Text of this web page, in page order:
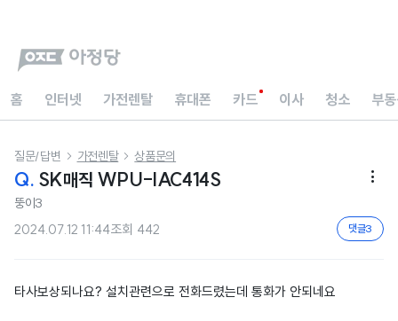
홈 인터넷 가전렌탈 휴대폰 카드 이사 청소 부
질문/답변  가전렌탈  상품문의
Q. SK매직 WPU-IAC414S 
뚱이3
2024.07.12 11:44조회 442 댓글3
타사보상되나요? 설치관련으로 전화드렸는데 통화가 안되네요